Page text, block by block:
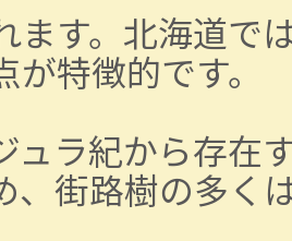
す。北海道で
特徴的です。
ラ紀から存在
街路樹の多く